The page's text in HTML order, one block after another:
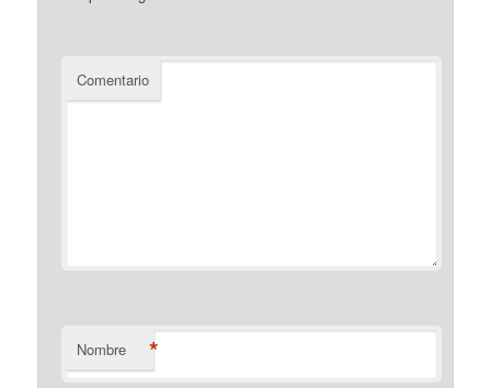
Comentario
Nombre *